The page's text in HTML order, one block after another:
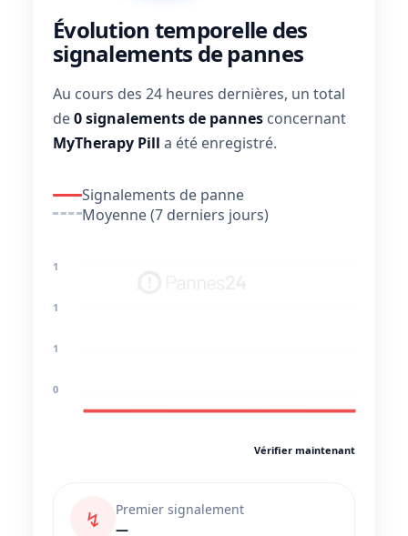
Évolution temporelle des
signalements de pannes
Au cours des 24 heures dernières, un total
de0 signalements de pannes concernant
MyTherapy Pill a été enregistré.
Signalements de panne
Moyenne (7 derniers jours)
1
1
1
0
Vérifier maintenant
↯
Premier signalement
—